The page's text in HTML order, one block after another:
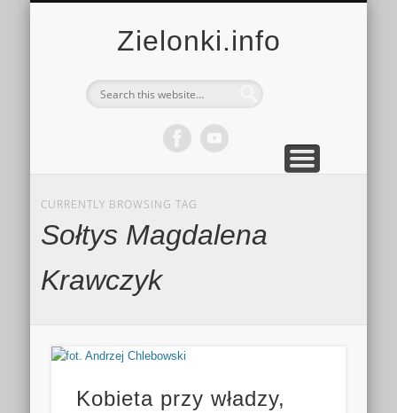
Zielonki.info
CURRENTLY BROWSING TAG
Sołtys Magdalena
Krawczyk
Kobieta przy władzy,